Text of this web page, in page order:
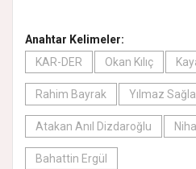
Anahtar Kelimeler:
KAR-DER
Okan Kılıç
Rahim Bayrak Yılmaz
Atakan Anıl Dizdaroğlu
Bahattin Ergül